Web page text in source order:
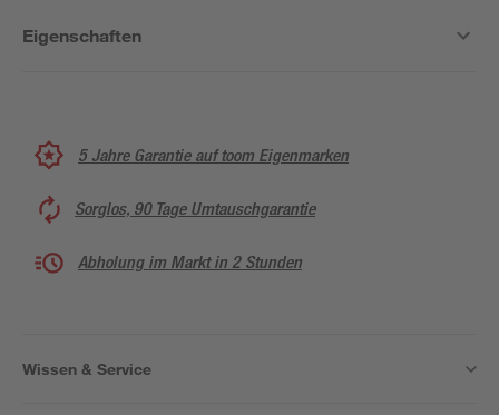
Eigenschaften
5 Jahre Garantie auf toom Eigenmarken
Sorglos, 90 Tage Umtauschgarantie
Abholung im Markt in 2 Stunden
Wissen & Service